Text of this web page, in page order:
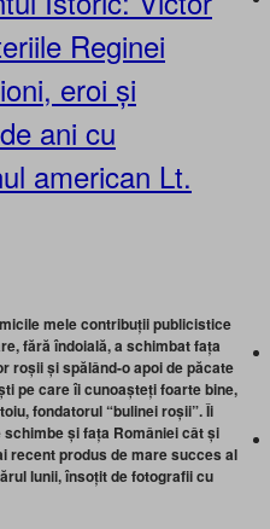
Reginei
eroi și
ani cu
american Lt.
mele contribuții publicistice
fără îndoială, a schimbat fața
roșii și spălând-o apoi de păcate
pe care îi cunoașteți foarte bine,
fondatorul “bulinei roșii”. Îi
și fața României cât și
recent produs de mare succes al
lunii, însoțit de fotografii cu